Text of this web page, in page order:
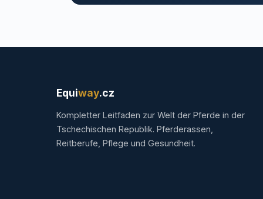
Equiway.cz
Kompletter Leitfaden zur Welt der Pferde in der
Tschechischen Republik. Pferderassen,
Reitberufe, Pflege und Gesundheit.